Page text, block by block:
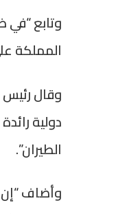
وتابع “في
المملكة
وقال رئيس
دولية
الطيران”.
وأضاف “إن